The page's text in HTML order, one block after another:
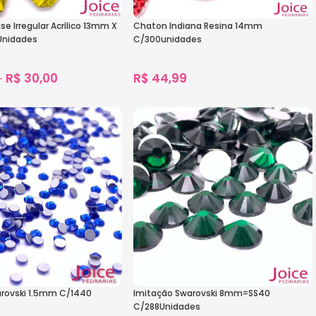
Irregular Acrílico 13mm X
R$ 30,00
Chaton Indiana Resina 14mm
C/300unidades
R$ 44,99
Ver Opções
1.5mm C/1440
Imitação Swarovski 8mm=SS40
C/288Unidades